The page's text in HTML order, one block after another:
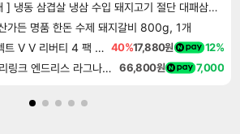
냉동 삼겹살 냉삼 수입 돼지고기 절단 대패삼겹살
가든 명품 한돈 수제 돼지갈비 800g, 1개
디제이맥스 리스펙트 V V 리버티 4 팩 DJMAX RESPECT V V Liberty 4 Pack DLC 40%17,880원 12%
그랑블루 판타지 리링크 엔드리스 라그나로크 Granblue Fantasy Relink Endless Ragnarok 66,800원 7,000